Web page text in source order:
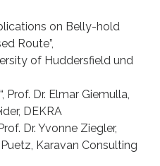
on Belly-hold
Route”,
of Huddersfield und
Prof. Dr. Elmar Giemulla,
DEKRA
Dr. Yvonne Ziegler,
Karavan Consulting